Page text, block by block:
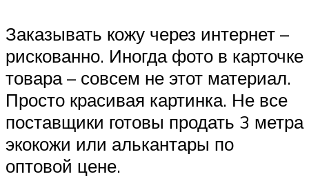
Заказывать кожу через интернет –
рискованно. Иногда фото в карточке
товара – совсем не этот материал.
Просто красивая картинка. Не все
поставщики готовы продать 3 метра
экокожи или алькантары по
оптовой цене.